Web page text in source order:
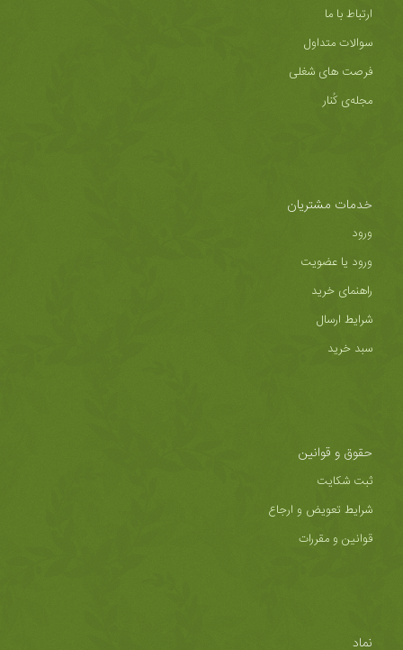
ارتباط با ما
سوالات متداول
فرصت های شغلی
مجله‌ی کُنار
خدمات مشتریان
ورود
ورود یا عضویت
راهنمای خرید
شرایط ارسال
سبد خرید
حقوق و قوانین
ثبت شکایت
شرایط تعویض و ارجاع
قوانین و مقررات
نماد